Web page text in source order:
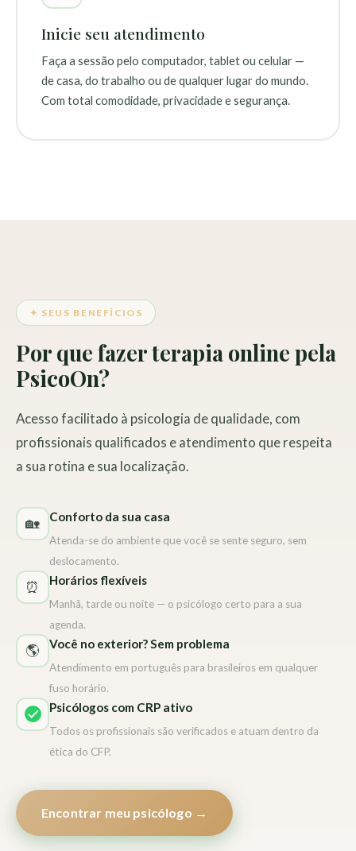
Inicie seu atendimento
Faça a sessão pelo computador, tablet ou celular —
de casa, do trabalho ou de qualquer lugar do mundo.
Com total comodidade, privacidade e segurança.
✦ SEUS BENEFÍCIOS
Por que fazer terapia online pela
PsicoOn?
Acesso facilitado à psicologia de qualidade, com
profissionais qualificados e atendimento que respeita
a sua rotina e sua localização.
🏡 Conforto da sua casa
Atenda-se do ambiente que você se sente seguro, sem
deslocamento.
⏰ Horários flexíveis
Manhã, tarde ou noite — o psicólogo certo para a sua
agenda.
🌎 Você no exterior? Sem problema
Atendimento em português para brasileiros em qualquer
fuso horário.
Psicólogos com CRP ativo
Todos os profissionais são verificados e atuam dentro da
ética do CFP.
Encontrar meu psicólogo →